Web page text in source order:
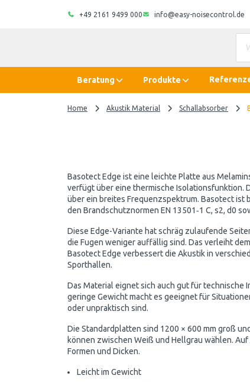
+49 2161 9499 000 info@easy-noisecontrol.de
Beratung Produkte
Home Akustik Material Schallabsorber
Basotect Edge ist eine leichte Platte aus
verfügt über eine thermische Isolationsfunktion.
über ein breites Frequenzspektrum. Basotect
den Brandschutznormen EN 13501‑1 C, s2, d0
Diese Edge-Variante hat schräg zulaufende
die Fugen weniger auffällig sind. Das verleiht
Basotect Edge verbessert die Akustik in
Sporthallen.
Das Material eignet sich auch gut für technische
geringe Gewicht macht es geeignet für
oder unpraktisch sind.
Die Standardplatten sind 1200 × 600 mm groß
können zwischen Weiß und Hellgrau wählen.
Formen und Dicken.
Leicht im Gewicht